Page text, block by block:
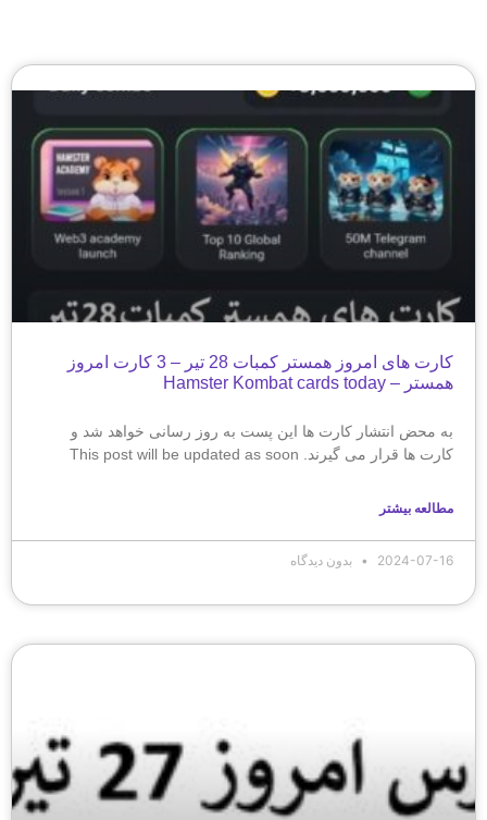
کارت های امروز همستر کمبات 28 تیر – 3 کارت امروز
همستر – Hamster Kombat cards today
به محض انتشار کارت ها این پست به روز رسانی خواهد شد و
کارت ها قرار می گیرند. This post will be updated as soon
مطالعه بیشتر
2024-07-16 بدون دیدگاه